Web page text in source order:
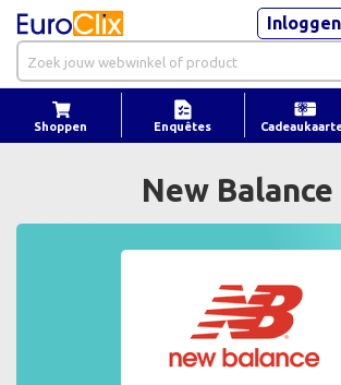
Inloggen
Shoppen Enquêtes
New Balance